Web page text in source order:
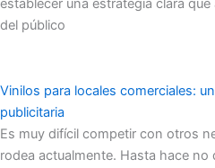
establecer una estrategia clara
del público
Vinilos para locales comerciales:
publicitaria
Es muy difícil competir con otros
rodea actualmente. Hasta hace no